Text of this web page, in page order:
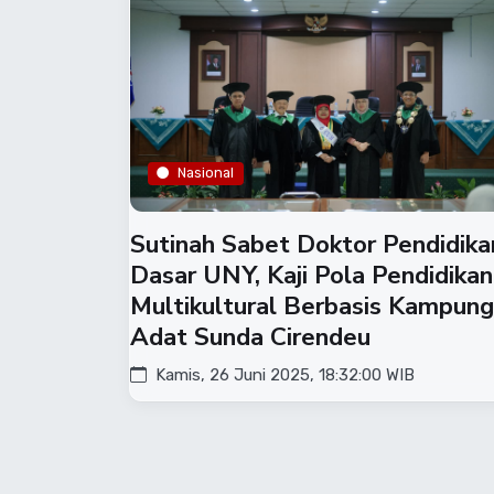
Nasional
‎Sutinah Sabet Doktor
Dasar UNY, Kaji Pola Pendidikan
Multikultural Berbasis Kampung
Adat Sunda Cirendeu‎
Kamis, 26 Juni 2025, 18:32:00 WIB